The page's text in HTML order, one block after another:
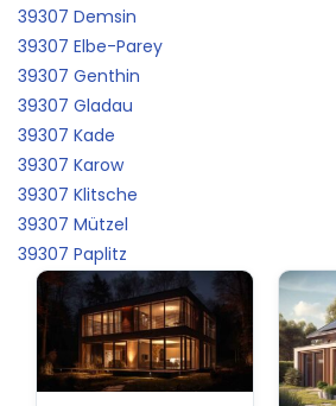
39307 Demsin
39307 Elbe-Parey
39307 Genthin
39307 Gladau
39307 Kade
39307 Karow
39307 Klitsche
39307 Mützel
39307 Paplitz